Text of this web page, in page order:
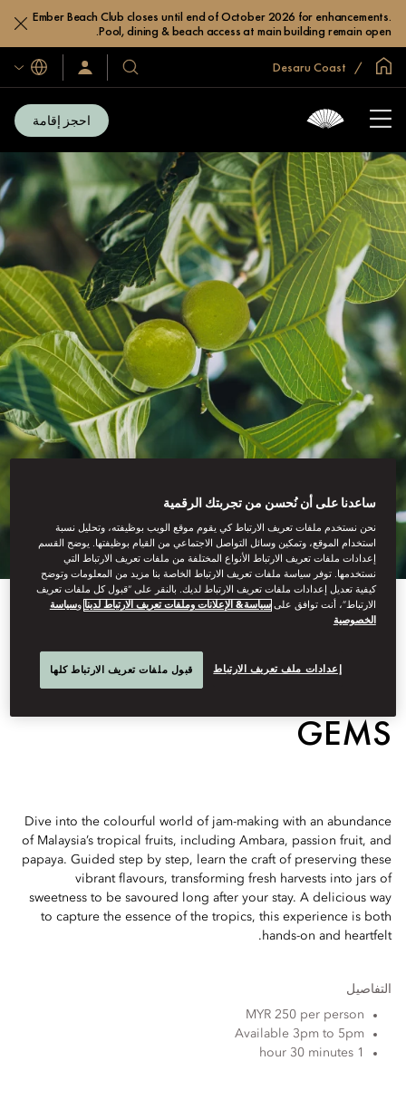
Ember Beach Club closes until end of October 2026 for enhancements.
Pool, dining & beach access at main building remain open.
الصفحة الرئيسية العالمية
فنادقنا
ومنتجعاتنا
سجّل
الدخول/
اللغات
احجز إقامة
View All
PRESERVING THE LOCAL
GEMS
Dive into the colourful world of jam-making with an abundance
of Malaysia’s tropical fruits, including Ambara, passion fruit, and
papaya. Guided step by step, learn the craft of preserving these
vibrant flavours, transforming fresh harvests into jars of
sweetness to be savoured long after your stay. A delicious way
to capture the essence of the tropics, this experience is both
hands-on and heartfelt.
التفاصيل
MYR 250 per person
Available 3pm to 5pm
1 hour 30 minutes
ساعدنا على أن نُحسن من تجربتك الرقمية
نحن نستخدم ملفات تعريف الارتباط كي يقوم موقع الويب بوظيفته، وتحليل نسبة
استخدام الموقع، وتمكين وسائل التواصل الاجتماعي من القيام بوظيفتها. يوضح القسم
إعدادات ملفات تعريف الارتباط الأنواع المختلفة من ملفات تعريف الارتباط التي
نستخدمها. توفر سياسة ملفات تعريف الارتباط الخاصة بنا مزيد من المعلومات وتوضح
كيفية تعديل إعدادات ملفات تعريف الارتباط لديك. بالنقر على “قبول كل ملفات تعريف
الارتباط”، أنت توافق علىسياسة& الإعلانات وملفات تعريف الارتباط لدينا وسياسة
الخصوصية
إعدادات ملف تعريف الارتباط قبول ملفات تعريف الارتباط كلها